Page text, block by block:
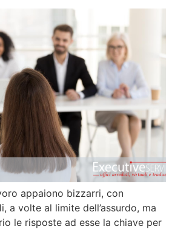
appaiono bizzarri, con
a volte al limite dell’assurdo, ma
le risposte ad esse la chiave per